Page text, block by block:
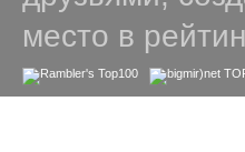
место в